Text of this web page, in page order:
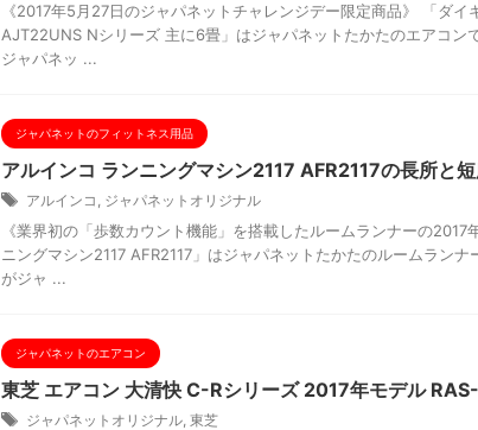
《2017年5月27日のジャパネットチャレンジデー限定商品》 「ダイ
AJT22UNS Nシリーズ 主に6畳」はジャパネットたかたのエアコン
ジャパネッ ...
ジャパネットのフィットネス用品
アルインコ ランニングマシン2117 AFR2117の長所と
アルインコ , ジャパネットオリジナル
《業界初の「歩数カウント機能」を搭載したルームランナーの2017
ニングマシン2117 AFR2117」はジャパネットたかたのルームラン
がジャ ...
ジャパネットのエアコン
東芝 エアコン 大清快 C-Rシリーズ 2017年モデル
ジャパネットオリジナル, 東芝